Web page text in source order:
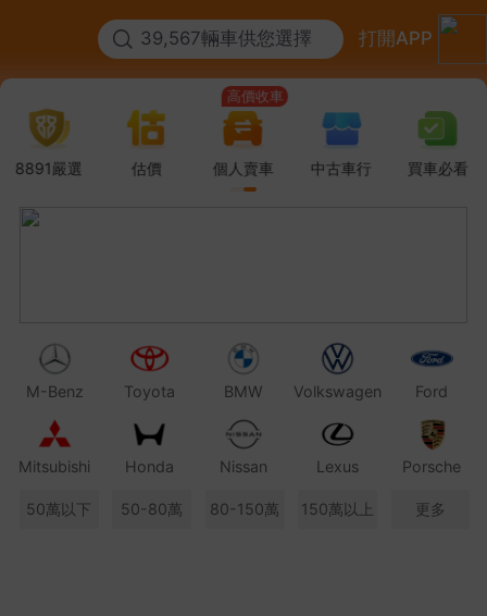
39,567輛車供您選擇 打開APP
8891嚴選 估價 個人賣車
高價收車
免費賣車
高價收車
中古車行 買車必看
M-Benz Toyota BMW Volkswagen Ford
Mitsubishi Honda Nissan Lexus Porsche
50萬以下 50-80萬 80-150萬 150萬以上 更多